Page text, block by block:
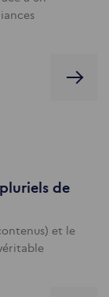
de
et le